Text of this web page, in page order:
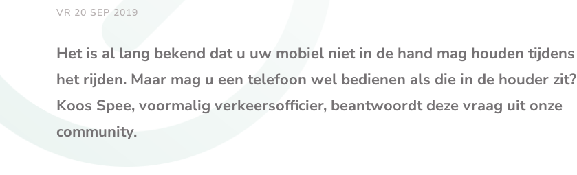
VR 20 SEP 2019
Het is al lang bekend dat u uw mobiel niet in de hand mag houden tijdens
het rijden. Maar mag u een telefoon wel bedienen als die in de houder zit?
Koos Spee, voormalig verkeersofficier, beantwoordt deze vraag uit onze
community.